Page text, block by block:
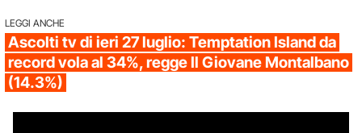
LEGGI ANCHE
Ascolti tv di ieri 27 luglio: Temptation Island da
record vola al 34%, regge Il Giovane Montalbano
(14.3%)